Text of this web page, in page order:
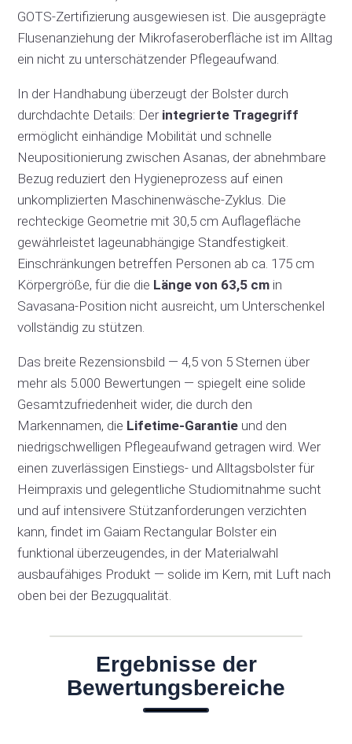
GOTS-Zertifizierung ausgewiesen ist. Die ausgeprägte
Flusenanziehung der Mikrofaseroberfläche ist im Alltag
ein nicht zu unterschätzender Pflegeaufwand.
In der Handhabung überzeugt der Bolster durch
durchdachte Details: Der integrierte Tragegriff
ermöglicht einhändige Mobilität und schnelle
Neupositionierung zwischen Asanas, der abnehmbare
Bezug reduziert den Hygieneprozess auf einen
unkomplizierten Maschinenwäsche-Zyklus. Die
rechteckige Geometrie mit 30,5 cm Auflagefläche
gewährleistet lageunabhängige Standfestigkeit.
Einschränkungen betreffen Personen ab ca. 175 cm
Körpergröße, für die die Länge von 63,5 cm in
Savasana-Position nicht ausreicht, um Unterschenkel
vollständig zu stützen.
Das breite Rezensionsbild — 4,5 von 5 Sternen über
mehr als 5.000 Bewertungen — spiegelt eine solide
Gesamtzufriedenheit wider, die durch den
Markennamen, die Lifetime-Garantie und den
niedrigschwelligen Pflegeaufwand getragen wird. Wer
einen zuverlässigen Einstiegs- und Alltagsbolster für
Heimpraxis und gelegentliche Studiomitnahme sucht
und auf intensivere Stützanforderungen verzichten
kann, findet im Gaiam Rectangular Bolster ein
funktional überzeugendes, in der Materialwahl
ausbaufähiges Produkt — solide im Kern, mit Luft nach
oben bei der Bezugqualität.
Ergebnisse der
Bewertungsbereiche